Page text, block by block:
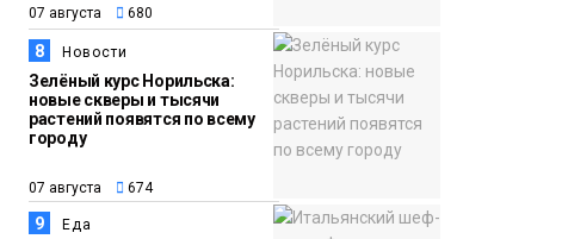
07 августа 680
8 Новости
Зелёный курс Норильска:
новые скверы и тысячи
растений появятся по всему
городу
07 августа 674
9 Еда